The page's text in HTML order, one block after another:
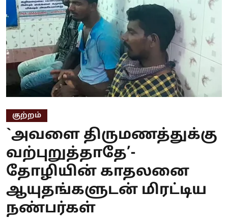
குற்றம்
`அவளை திருமணத்துக்கு
வற்புறுத்தாதே’-
தோழியின் காதலனை
ஆயுதங்களுடன் மிரட்டிய
நண்பர்கள்